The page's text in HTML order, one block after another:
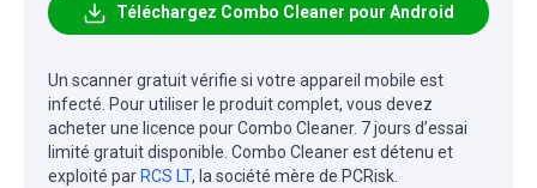
Téléchargez Combo Cleaner pour Android
Un scanner gratuit vérifie si votre appareil mobile est
infecté. Pour utiliser le produit complet, vous devez
acheter une licence pour Combo Cleaner. 7 jours d’essai
limité gratuit disponible. Combo Cleaner est détenu et
exploité par RCS LT, la société mère de PCRisk.